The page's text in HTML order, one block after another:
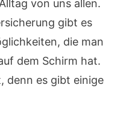
von uns allen.
gibt es
die man
dem Schirm hat.
denn es gibt einige